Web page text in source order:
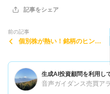
記事をシェア
前の記事
個別株が熱い！銘柄のヒント